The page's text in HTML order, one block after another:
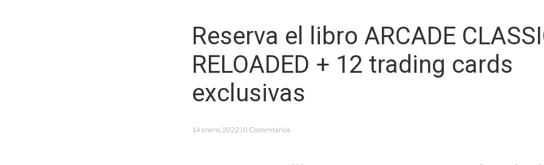
Reserva el libro ARCADE
RELOADED + 12 trading cards
exclusivas
14 enero, 2022 | 0 Comentarios